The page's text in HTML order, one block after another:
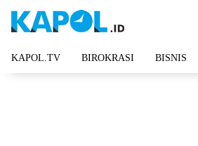
KAPOL.TV BIROKRASI BISNIS